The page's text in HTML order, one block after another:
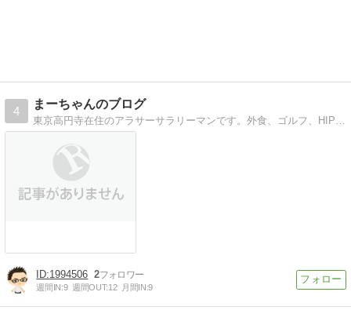
4
まーちゃんのブログ
東京高円寺在住のアラサーサラリーマンです。外食、ゴルフ、HIPHOPなど、日々感じたことを書いていきます。よろしくお願いします。
1994506 2
週間IN:9 週間OUT:12 月間IN:9